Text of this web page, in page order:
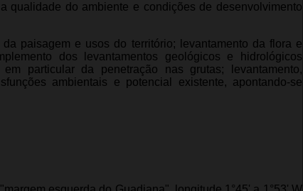
qualidade do ambiente e condições de desenvolvimento
paisagem e usos do território; levantamento da flora e
dos levantamentos geológicos e hidrológicos
particular da penetração nas grutas; levantamento,
ambientais e potencial existente, apontando-se